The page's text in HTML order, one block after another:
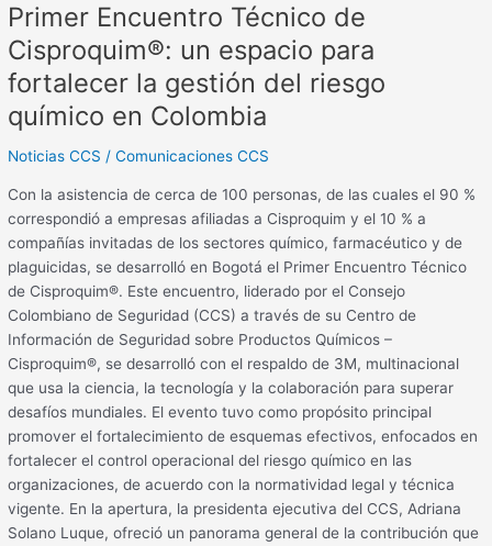
Primer Encuentro Técnico de
Cisproquim®: un espacio para
fortalecer la gestión del riesgo
químico en Colombia
Noticias CCS /Comunicaciones CCS
Con la asistencia de cerca de 100 personas, de las cuales el 90 %
correspondió a empresas afiliadas a Cisproquim y el 10 % a
compañías invitadas de los sectores químico, farmacéutico y de
plaguicidas, se desarrolló en Bogotá el Primer Encuentro Técnico
de Cisproquim®. Este encuentro, liderado por el Consejo
Colombiano de Seguridad (CCS) a través de su Centro de
Información de Seguridad sobre Productos Químicos –
Cisproquim®, se desarrolló con el respaldo de 3M, multinacional
que usa la ciencia, la tecnología y la colaboración para superar
desafíos mundiales. El evento tuvo como propósito principal
promover el fortalecimiento de esquemas efectivos, enfocados en
fortalecer el control operacional del riesgo químico en las
organizaciones, de acuerdo con la normatividad legal y técnica
vigente. En la apertura, la presidenta ejecutiva del CCS, Adriana
Solano Luque, ofreció un panorama general de la contribución que
riesgo
químico
en
Colombia